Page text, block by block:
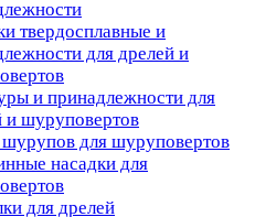
твердосплавные и
для дрелей и
и принадлежности для
и шуруповертов
для шуруповертов
насадки для
для дрелей